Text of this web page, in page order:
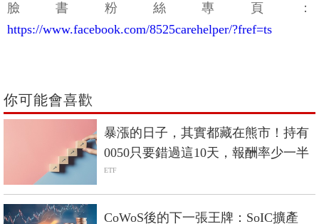
臉書粉絲專頁：
https://www.facebook.com/8525carehelper/?fref=ts
你可能會喜歡
暴漲的日子，其實都藏在熊市！持有
0050只要錯過這10天，報酬率少一半
ETF
CoWoS後的下一張王牌：SoIC擴產